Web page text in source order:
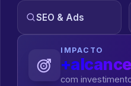
SEO & Ads
IMPACTO
+alcance
com